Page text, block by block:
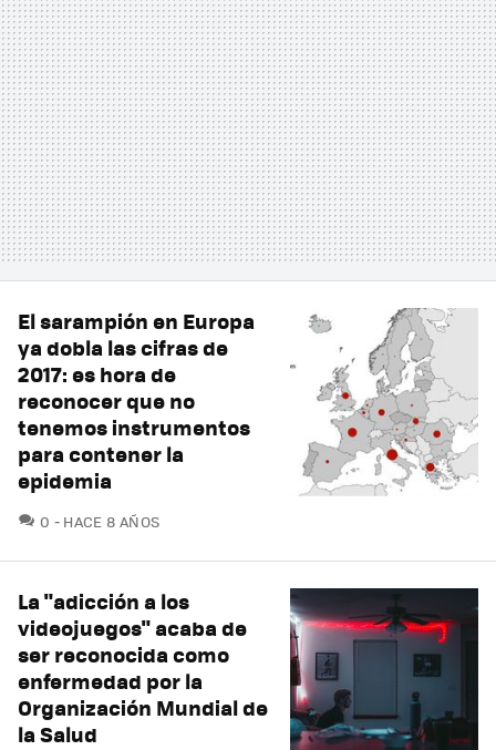
El sarampión en Europa
ya dobla las cifras de
2017: es hora de
reconocer que no
tenemos instrumentos
para contener la
epidemia
0 COMENTARIOS
HACE 8 AÑOS
La "adicción a los
videojuegos" acaba de
ser reconocida como
enfermedad por la
Organización Mundial de
la Salud